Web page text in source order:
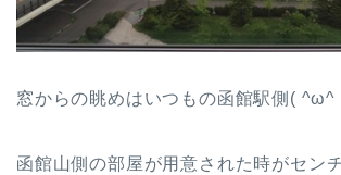
窓からの眺めはいつもの函館駅側( ^ω^
函館山側の部屋が用意された時がセン